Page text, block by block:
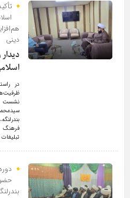
دینی
در
نشست
فرهنگ